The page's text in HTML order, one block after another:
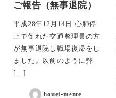
ご報告（無事退院）
平成28年12月14日 心肺停
止で倒れた交通整理員の方
が無事退院し職場復帰をし
ました。以前のように弊
[…]
houei-mente